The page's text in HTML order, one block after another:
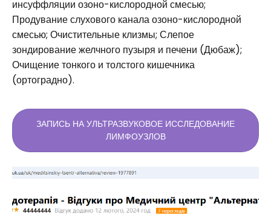
инсуффляции озоно-кислородной смесью;
Продувание слухового канала озоно-кислородной
смесью; Очистительные клизмы; Слепое
зондирование желчного пузыря и печени (Дюбаж);
Очищение тонкого и толстого кишечника
(ортоградно).
ЗАПИСЬ НА УЛЬТРАЗВУКОВОЕ ИССЛЕДОВАНИЕ
ЛИМФОУЗЛОВ